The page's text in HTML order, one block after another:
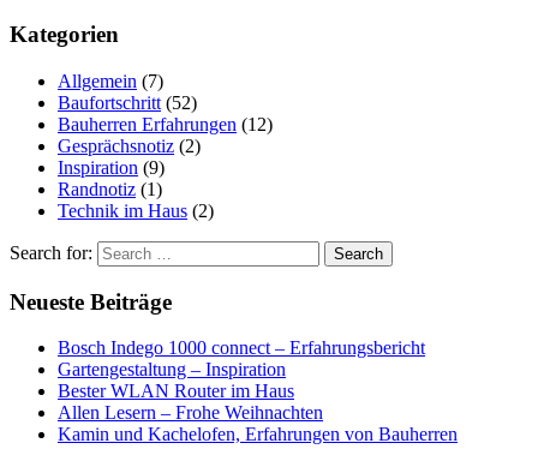
Kategorien
Allgemein (7)
Baufortschritt (52)
Bauherren Erfahrungen (12)
Gesprächsnotiz (2)
Inspiration (9)
Randnotiz (1)
Technik im Haus (2)
Search for:
Neueste Beiträge
Bosch Indego 1000 connect – Erfahrungsbericht
Gartengestaltung – Inspiration
Bester WLAN Router im Haus
Allen Lesern – Frohe Weihnachten
Kamin und Kachelofen, Erfahrungen von Bauherren